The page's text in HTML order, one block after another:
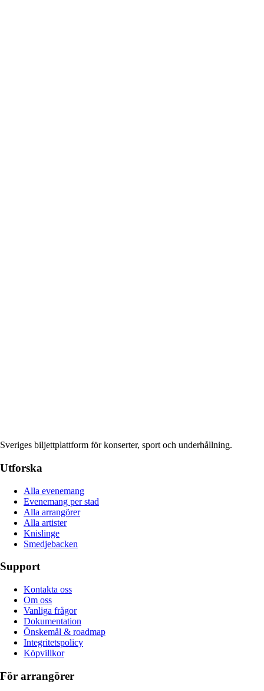
Sveriges biljettplattform för konserter, sport och underhållning.
Utforska
Alla evenemang
Evenemang per stad
Alla arrangörer
Alla artister
Knislinge
Smedjebacken
Support
Kontakta oss
Om oss
Vanliga frågor
Dokumentation
Önskemål & roadmap
Integritetspolicy
Köpvillkor
För arrangörer